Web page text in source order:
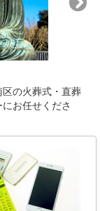
の火葬式・直葬
お任せくださ